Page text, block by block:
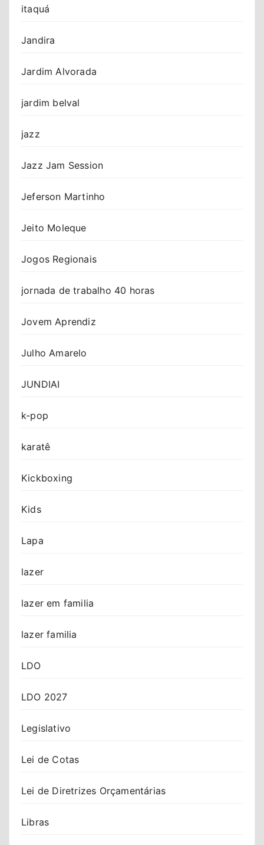
itaquá
Jandira
Jardim Alvorada
jardim belval
jazz
Jazz Jam Session
Jeferson Martinho
Jeito Moleque
Jogos Regionais
jornada de trabalho 40 horas
Jovem Aprendiz
Julho Amarelo
JUNDIAI
k-pop
karatê
Kickboxing
Kids
Lapa
lazer
lazer em familia
lazer familia
LDO
LDO 2027
Legislativo
Lei de Cotas
Lei de Diretrizes Orçamentárias
Libras